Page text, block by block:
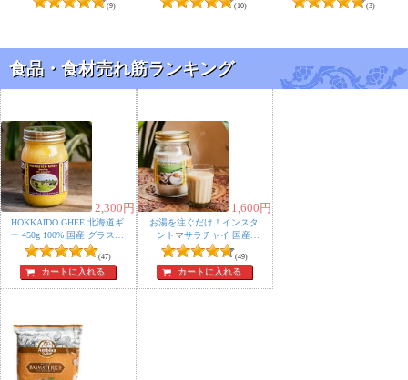
に、
日本で使うことになるとは(笑)。
★★★★★ YF LAI様
もしマレーシア・シンガポールの少輔があったら、もっ
といいと思います。
★★★★★ 匿名希望様
カオマンガイのソースに使用したくて、購入しました。
(9) (10) (3)
食品・食材売れ筋ランキング
HOKKAIDO GHEE 北海道ギ
ー 450g 100% 国産 グラスフ
ェッドギー グラスフェッ
ドバター使用 自然豊かな富
良野で放牧酪農
2,300 円
(47)
カートに入れる
お湯を注ぐだけ！インスタ
ントマサラチャイ 国産
HOKKAIDO MASALA CHAI
たっぷり250g グラスフェッ
ド
1,600 円
(49)
カートに入れる